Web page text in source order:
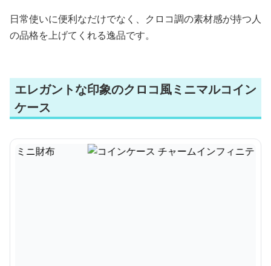
日常使いに便利なだけでなく、クロコ調の素材感が持つ人
の品格を上げてくれる逸品です。
エレガントな印象のクロコ風ミニマルコイン
ケース